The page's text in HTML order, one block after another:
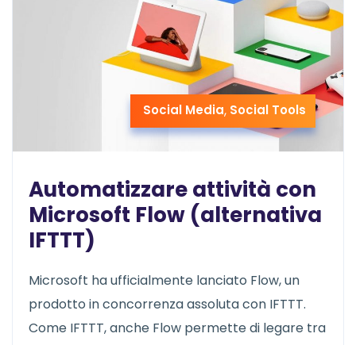
Social Media, Social Tools
Automatizzare attività con
Microsoft Flow (alternativa
IFTTT)
Microsoft ha ufficialmente lanciato Flow, un
prodotto in concorrenza assoluta con IFTTT.
Come IFTTT, anche Flow permette di legare tra